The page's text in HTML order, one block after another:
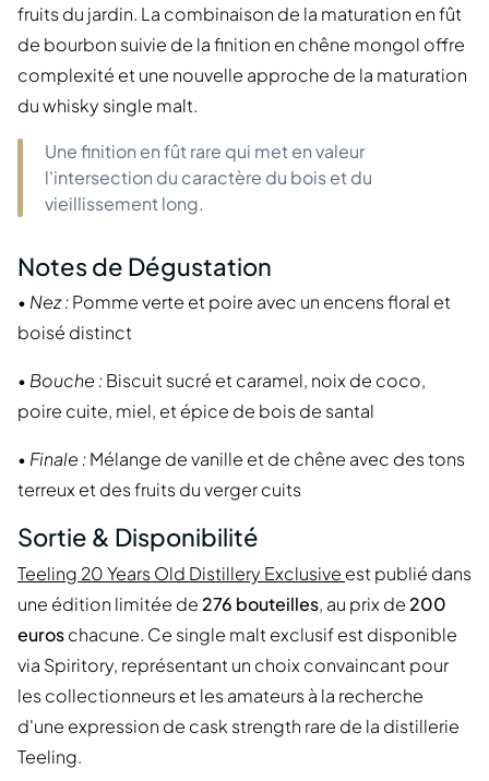
fruits du jardin. La combinaison de la maturation en fût
de bourbon suivie de la finition en chêne mongol offre
complexité et une nouvelle approche de la maturation
du whisky single malt.
Une finition en fût rare qui met en valeur
l'intersection du caractère du bois et du
vieillissement long.
Notes de Dégustation
• Nez :Pomme verte et poire avec un encens floral et
boisé distinct
• Bouche :Biscuit sucré et caramel, noix de coco,
poire cuite, miel, et épice de bois de santal
• Finale :Mélange de vanille et de chêne avec des tons
terreux et des fruits du verger cuits
Sortie & Disponibilité
Teeling 20 Years Old Distillery Exclusive est publié dans
une édition limitée de 276 bouteilles, au prix de 200
euroschacune. Ce single malt exclusif est disponible
via Spiritory, représentant un choix convaincant pour
les collectionneurs et les amateurs à la recherche
d'une expression de cask strength rare de la distillerie
Teeling.